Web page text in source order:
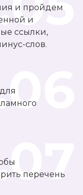
и пройдем
и
ссылки,
слов.
перечень